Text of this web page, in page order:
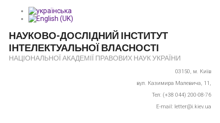
НАУКОВО-ДОСЛІДНИЙ ІНСТИТУТ
ІНТЕЛЕКТУАЛЬНОЇ ВЛАСНОСТІ
НАЦІОНАЛЬНОЇ АКАДЕМІЇ ПРАВОВИХ НАУК УКРАЇНИ
03150, м. Київ
вул. Казимира Малевича, 11,
Тел: (+38 044) 200-08-76
E-mail: letter@i.kiev.ua